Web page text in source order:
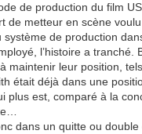
de production du film
de metteur en scène
système de production
l’histoire a tranché.
maintenir leur position,
était déjà dans une
plus est, comparé à la
dans un quitte ou double